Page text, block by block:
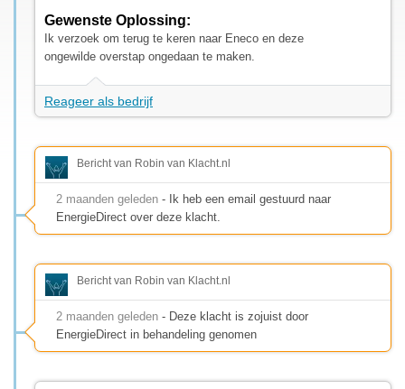
Gewenste Oplossing:
Ik verzoek om terug te keren naar Eneco en deze
ongewilde overstap ongedaan te maken.
Reageer als bedrijf
Bericht van Robin van Klacht.nl
2 maanden geleden - Ik heb een email gestuurd naar
EnergieDirect over deze klacht.
Bericht van Robin van Klacht.nl
2 maanden geleden - Deze klacht is zojuist door
EnergieDirect in behandeling genomen